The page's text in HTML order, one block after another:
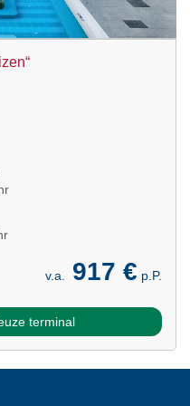
v.a. 917 € p.P.
terminal